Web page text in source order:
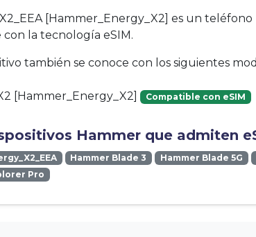
[Hammer_Energy_X2] es un
la tecnología eSIM.
también se conoce con los siguientes
[Hammer_Energy_X2] Compatible con eSIM
Hammer que admiten
Hammer Blade 3 Hammer Blade 5G
Pro